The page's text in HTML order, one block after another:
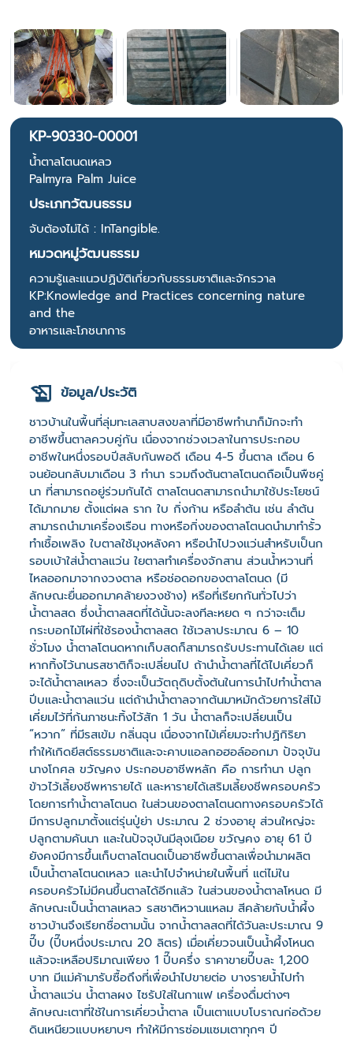
KP-90330-00001
น้ำตาลโตนดเหลว
Palmyra Palm Juice
ประเภทวัฒนธรรม
จับต้องไม่ได้ : InTangible.
หมวดหมู่วัฒนธรรม
ความรู้และแนวปฏิบัติเกี่ยวกับธรรมชาติและจักรวาล
KP:Knowledge and Practices concerning nature
and the
อาหารและโภชนาการ
ข้อมูล/ประวัติ
ชาวบ้านในพื้นที่ลุ่มทะเลสาบสงขลาที่มีอาชีพทำนาก็มักจะทำ
อาชีพขึ้นตาลควบคู่กัน เนื่องจากช่วงเวลาในการประกอบ
อาชีพในหนึ่งรอบปีสลับกันพอดี เดือน 4-5 ขึ้นตาล เดือน 6
จนย้อนกลับมาเดือน 3 ทำนา รวมถึงต้นตาลโตนดถือเป็นพืชคู่
นา ที่สามารถอยู่ร่วมกันได้ ตาลโตนดสามารถนำมาใช้ประโยชน์
ได้มากมาย ตั้งแต่ผล ราก ใบ กิ่งก้าน หรือลำต้น เช่น ลำต้น
สามารถนำมาเครื่องเรือน ทางหรือกิ่งของตาลโตนดนำมาทำรั้ว
ทำเชื้อเพลิง ใบตาลใช้มุงหลังคา หรือนำไปวงแว่นสำหรับเป็นก
รอบเบ้าใส่น้ำตาลแว่น ใยตาลทำเครื่องจักสาน ส่วนน้ำหวานที่
ไหลออกมาจากงวงตาล หรือช่อดอกของตาลโตนด (มี
ลักษณะยื่นออกมาคล้ายงวงช้าง) หรือที่เรียกกันทั่วไปว่า
น้ำตาลสด ซึ่งน้ำตาลสดที่ได้นั้นจะลงทีละหยด ๆ กว่าจะเต็ม
กระบอกไม้ไผ่ที่ใช้รองน้ำตาลสด ใช้เวลาประมาณ 6 – 10
ชั่วโมง น้ำตาลโตนดหากเก็บสดก็สามารถรับประทานได้เลย แต่
หากทิ้งไว้นานรสชาติก็จะเปลี่ยนไป ถ้านำน้ำตาลที่ได้ไปเคี่ยวก็
จะได้น้ำตาลเหลว ซึ่งจะเป็นวัตถุดิบตั้งต้นในการนำไปทำน้ำตาล
ปีบและน้ำตาลแว่น แต่ถ้านำน้ำตาลจากต้นมาหมักด้วยการใส่ไม้
เคี่ยมไว้ที่ก้นภาชนะทิ้งไว้สัก 1 วัน น้ำตาลก็จะเปลี่ยนเป็น
“หวาก” ที่มีรสเข้ม กลิ่นฉุน เนื่องจากไม้เคี่ยมจะทำปฏิกิริยา
ทำให้เกิดยีสต์ธรรมชาติและจะคาบแอลกอฮอล์ออกมา ปัจจุบัน
นางโกศล ขวัญคง ประกอบอาชีพหลัก คือ การทำนา ปลูก
ข้าวไว้เลี้ยงชีพหารายได้ และหารายได้เสริมเลี้ยงชีพครอบครัว
โดยการทำน้ำตาลโตนด ในส่วนของตาลโตนดทางครอบครัวได้
มีการปลูกมาตั้งแต่รุ่นปู่ย่า ประมาณ 2 ช่วงอายุ ส่วนใหญ่จะ
ปลูกตามคันนา และในปัจจุบันมีลุงเนือย ขวัญคง อายุ 61 ปี
ยังคงมีการขึ้นเก็บตาลโตนดเป็นอาชีพขึ้นตาลเพื่อนำมาผลิต
เป็นน้ำตาลโตนดเหลว และนำไปจำหน่ายในพื้นที่ แต่ไม่ใน
ครอบครัวไม่มีคนขึ้นตาลได้อีกแล้ว ในส่วนของน้ำตาลโหนด มี
ลักษณะเป็นน้ำตาลเหลว รสชาติหวานแหลม สีคล้ายกับน้ำผึ้ง
ชาวบ้านจึงเรียกชื่อตามนั้น จากน้ำตาลสดที่ได้วันละประมาณ 9
ปี๊บ (ปี๊บหนึ่งประมาณ 20 ลิตร) เมื่อเคี่ยวจนเป็นน้ำผึ้งโหนด
แล้วจะเหลือปริมาณเพียง 1 ปี๊บครึ่ง ราคาขายปี๊บละ 1,200
บาท มีแม่ค้ามารับซื้อถึงที่เพื่อนำไปขายต่อ บางรายน้ำไปทำ
น้ำตาลแว่น น้ำตาลผง ไซรัปใส่ในกาแฟ เครื่องดื่มต่างๆ
ลักษณะเตาที่ใช้ในการเคี่ยวน้ำตาล เป็นเตาแบบโบราณก่อด้วย
ดินเหนียวแบบหยาบๆ ทำให้มีการซ่อมแซมเตาทุกๆ ปี